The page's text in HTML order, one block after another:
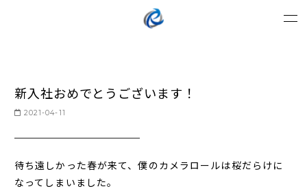
新入社おめでとうございます！
2021-04-11
待ち遠しかった春が来て、僕のカメラロールは桜だらけに
なってしまいました。